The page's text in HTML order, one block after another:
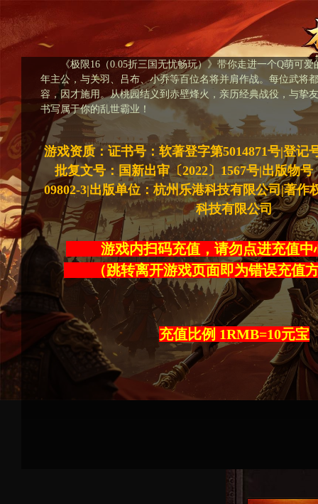
《极限16（0.05折三国无忧畅玩）》带你走进一个Q萌可
年主公，与关羽、吕布、小乔等百位名将并肩作战。每位武将
容，因才施用。从桃园结义到赤壁烽火，亲历经典战役，与挚
书写属于你的乱世霸业！
游戏资质：证书号：软著登字第5014871号|登记
批复文号：国新出审〔2022〕1567号|出版物号
09802-3|出版单位：杭州乐港科技有限公司|著作
科技有限公司
游戏内扫码充值，请勿点进充
（跳转离开游戏页面即为错误
充值比例 1RMB=10元宝